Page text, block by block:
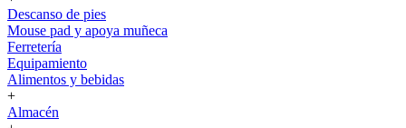
Descanso de pies
Mouse pad y apoya muñeca
Ferretería
Equipamiento
Alimentos y bebidas
+
Almacén